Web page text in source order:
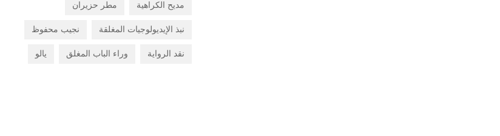
مديح الكراهية مطر حزيران
نبذ الإيديولوجيات المغلقة نجيب محفوظ
نقد الرواية وراء الباب المغلق يالو